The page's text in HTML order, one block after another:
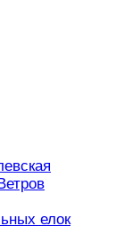
елок